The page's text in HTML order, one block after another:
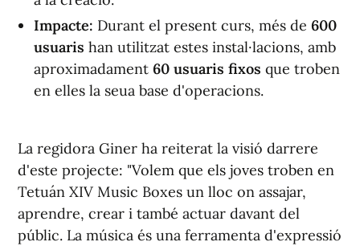
Impacte: Durant el present curs, més de 600
usuaris han utilitzat estes instal·lacions, amb
aproximadament 60 usuaris fixos que troben
en elles la seua base d'operacions.
La regidora Giner ha reiterat la visió darrere
d'este projecte: "Volem que els joves troben en
Tetuán XIV Music Boxes un lloc on assajar,
aprendre, crear i també actuar davant del
públic. La música és una ferramenta d'expressió